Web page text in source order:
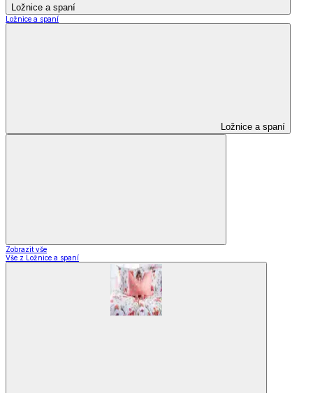
Ložnice a spaní
Ložnice a spaní
Ložnice a spaní
Zobrazit vše
Vše z Ložnice a spaní